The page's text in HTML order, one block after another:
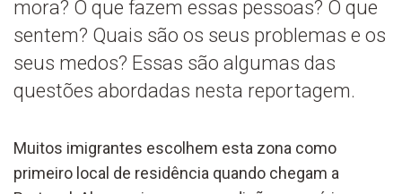
mora? O que fazem essas pessoas? O que
sentem? Quais são os seus problemas e os
seus medos? Essas são algumas das
questões abordadas nesta reportagem.
Muitos imigrantes escolhem esta zona como
primeiro local de residência quando chegam a